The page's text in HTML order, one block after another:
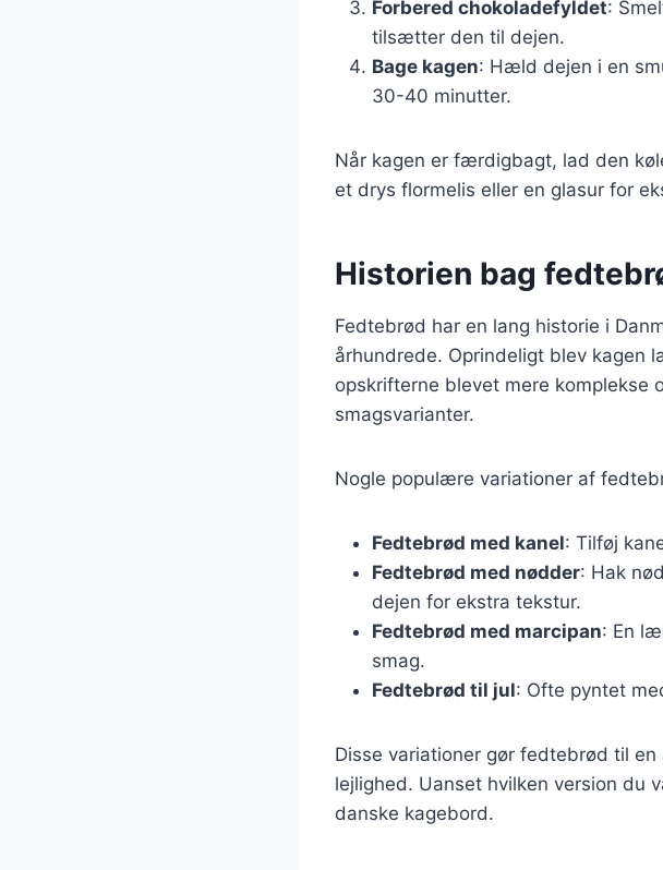
Forbered chokoladefyldet:
tilsætter den til dejen.
Bage kagen: Hæld dejen i en
30-40 minutter.
Når kagen er færdigbagt, lad den
et drys flormelis eller en glasur for
Historien bag
Fedtebrød har en lang historie i
århundrede. Oprindeligt blev kagen
opskrifterne blevet mere komplekse
smagsvarianter.
Nogle populære variationer af
Fedtebrød med kanel: Tilføj
Fedtebrød med nødder: Hak
dejen for ekstra tekstur.
Fedtebrød med marcipan: En
smag.
Fedtebrød til jul: Ofte pyntet
Disse variationer gør fedtebrød til
lejlighed. Uanset hvilken version
danske kagebord.